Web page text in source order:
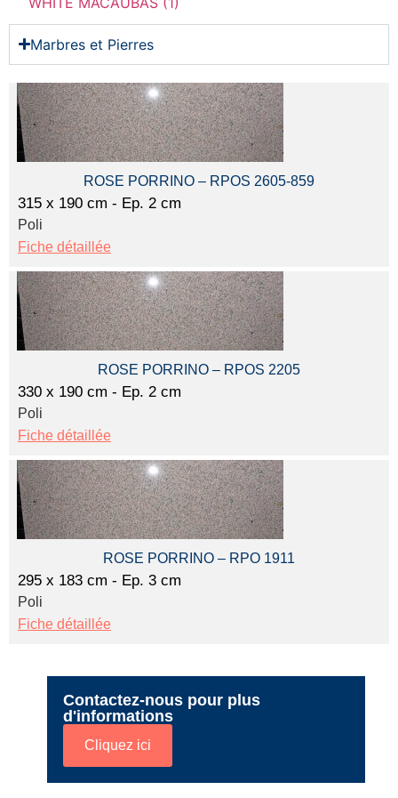
Marbres et Pierres
ROSE PORRINO – RPOS 2605-859
315 x 190 cm - Ep. 2 cm
Poli
Fiche détaillée
ROSE PORRINO – RPOS 2205
330 x 190 cm - Ep. 2 cm
Poli
Fiche détaillée
ROSE PORRINO – RPO 1911
295 x 183 cm - Ep. 3 cm
Poli
Fiche détaillée
Contactez-nous pour plus
d'informations
Cliquez ici